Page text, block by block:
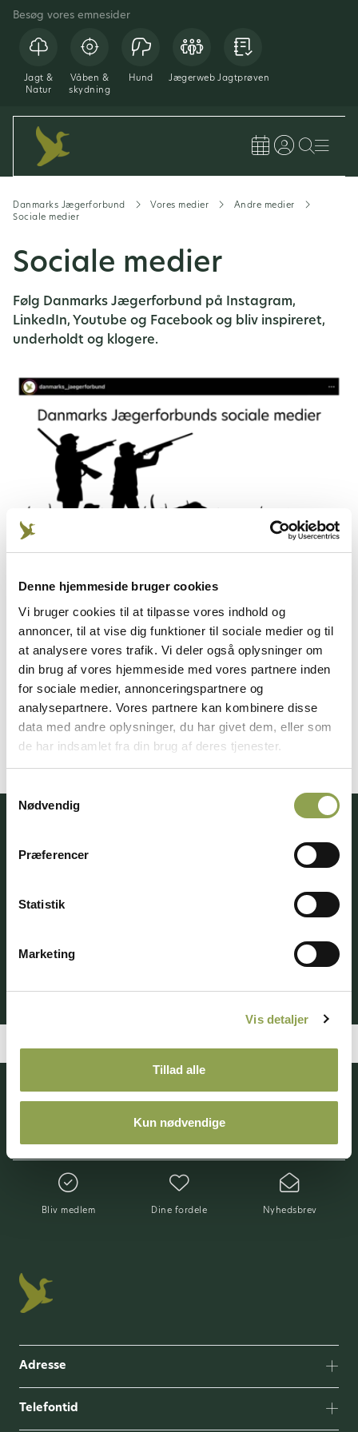
Denne hjemmeside bruger cookies
Vi bruger cookies til at tilpasse vores indhold og
annoncer, til at vise dig funktioner til sociale medier og til
at analysere vores trafik. Vi deler også oplysninger om
din brug af vores hjemmeside med vores partnere inden
for sociale medier, annonceringspartnere og
analysepartnere. Vores partnere kan kombinere disse
data med andre oplysninger, du har givet dem, eller som
de har indsamlet fra din brug af deres tjenester.
Nødvendig
Præferencer
Statistik
Marketing
Vis detaljer
Tillad alle
Kun nødvendige
Besøg vores emnesider
Jagt &
Natur
Våben &
skydning
Hund Jægerweb Jagtprøven
Danmarks Jægerforbund Vores medier
Andre medier
Sociale medier
Sociale medier
Følg Danmarks Jægerforbund på Instagram,
LinkedIn, Youtube og Facebook og bliv inspireret,
underholdt og klogere.
På jægerforbundets sociale medier kan du se
videoer om spændende jagtoplevelser, blive
inspireret til lækre retter med vildtkød, kigge på
smukke billeder af vildt og natur og meget, meget
mere.
mange fordele
Bliv medlem Dine fordele Nyhedsbrev
89000+ 800+
jagtforeninger
900+
Adresse
Telefontid